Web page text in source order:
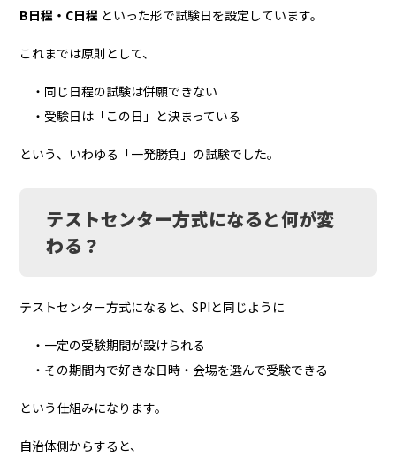
B日程・C日程 といった形で試験日を設定しています。
これまでは原則として、
・同じ日程の試験は併願できない
・受験日は「この日」と決まっている
という、いわゆる「一発勝負」の試験でした。
テストセンター方式になると何が変
わる？
テストセンター方式になると、SPIと同じように
・一定の受験期間が設けられる
・その期間内で好きな日時・会場を選んで受験できる
という仕組みになります。
自治体側からすると、